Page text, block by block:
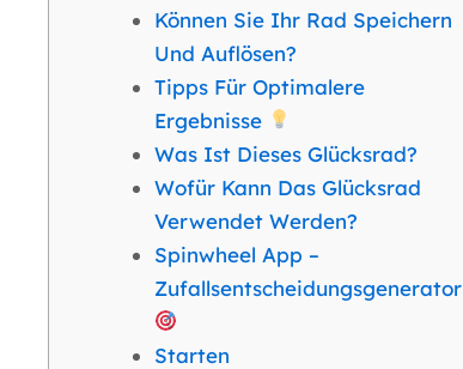
Können Sie Ihr Rad Speichern
Und Auflösen?
Tipps Für Optimalere
Ergebnisse
Was Ist Dieses Glücksrad?
Wofür Kann Das Glücksrad
Verwendet Werden?
Spinwheel App –
Zufallsentscheidungsgenerator
Starten